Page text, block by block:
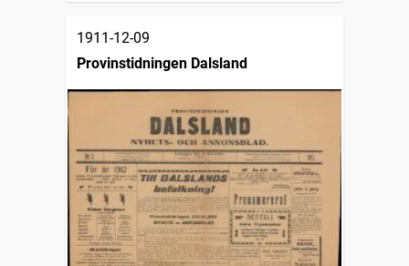
1911-12-09
Provinstidningen Dalsland